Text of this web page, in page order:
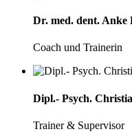
Dr. med. dent. Anke
Coach und Trainerin
Dipl.- Psych.
Trainer & Supervisor